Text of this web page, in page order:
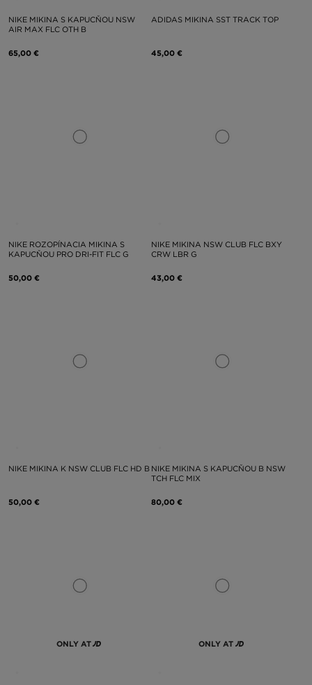
NIKE MIKINA S KAPUCŇOU NSW
AIR MAX FLC OTH B
65,00 €
ADIDAS MIKINA SST TRACK TOP
45,00 €
NIKE ROZOPÍNACIA MIKINA S
KAPUCŇOU PRO DRI-FIT FLC G
50,00 €
NIKE MIKINA NSW CLUB FLC BXY
CRW LBR G
43,00 €
NIKE MIKINA K NSW CLUB FLC HD B
50,00 €
NIKE MIKINA S KAPUCŇOU B NSW
TCH FLC MIX
80,00 €
ONLY AT ONLY AT